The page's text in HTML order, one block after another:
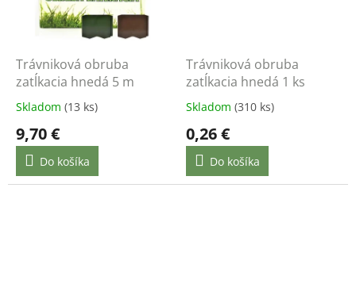
Trávniková obruba
zatĺkacia hnedá 5 m
Skladom (13 ks)
9,70 €
Do košíka
Trávniková obruba
zatĺkacia hnedá 1 ks
Skladom (310 ks)
0,26 €
Do košíka